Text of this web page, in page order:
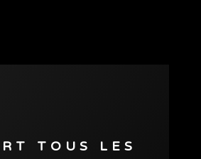
TOUS LES